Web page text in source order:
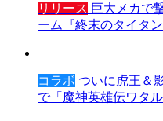
リリース 巨大メカで
ーム『終末のタイタ
コラボ ついに虎王＆
で「魔神英雄伝ワタ